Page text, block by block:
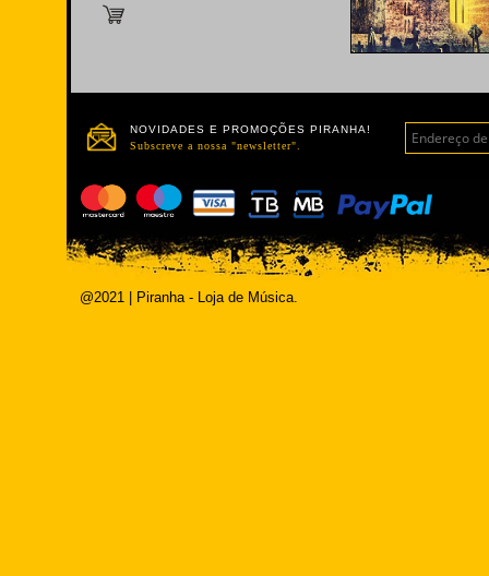
NOVIDADES E PROMOÇÕES PIRANHA!
Subscreve a nossa "newsletter".
@2021 | Piranha - Loja de Música.